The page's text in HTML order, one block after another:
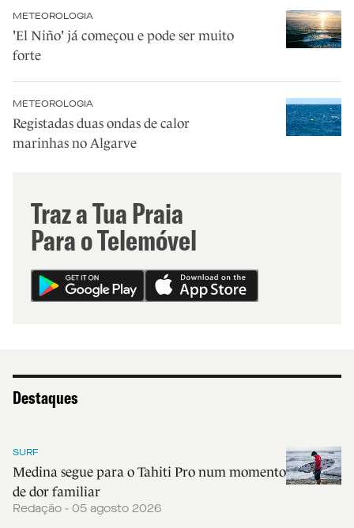
METEOROLOGIA
'El Niño' já começou e pode ser muito
forte
METEOROLOGIA
Registadas duas ondas de calor
marinhas no Algarve
Traz a Tua Praia
Para o Telemóvel
Destaques
SURF
Medina segue para o Tahiti Pro num momento
de dor familiar
Redação - 05 agosto 2026